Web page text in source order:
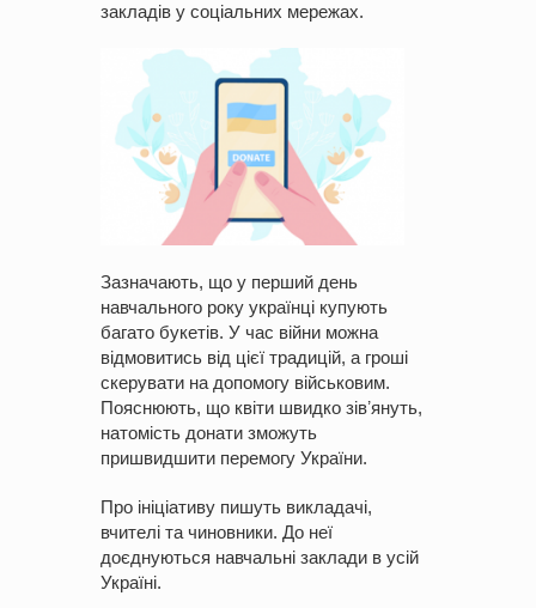
закладів у соціальних мережах.
Зазначають, що у перший день
навчального року українці купують
багато букетів. У час війни можна
відмовитись від цієї традицій, а гроші
скерувати на допомогу військовим.
Пояснюють, що квіти швидко зівʼянуть,
натомість донати зможуть
пришвидшити перемогу України.
Про ініціативу пишуть викладачі,
вчителі та чиновники. До неї
доєднуються навчальні заклади в усій
Україні.